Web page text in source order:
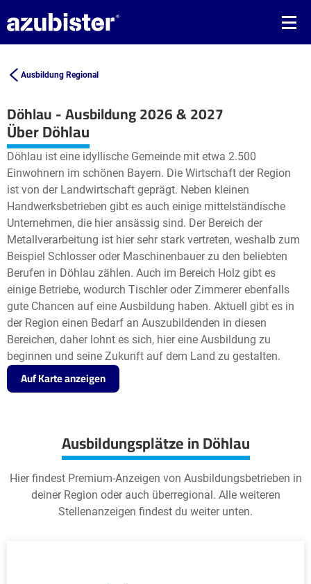
Ausbildung Regional
Döhlau - Ausbildung 2026 & 2027
+
−
Leaflet | ©OpenStreetMap2
Über Döhlau
Döhlau ist eine idyllische Gemeinde mit etwa 2.500
Einwohnern im schönen Bayern. Die Wirtschaft der Region
ist von der Landwirtschaft geprägt. Neben kleinen
Handwerksbetrieben gibt es auch einige mittelständische
Unternehmen, die hier ansässig sind. Der Bereich der
Metallverarbeitung ist hier sehr stark vertreten, weshalb zum
Beispiel Schlosser oder Maschinenbauer zu den beliebten
Berufen in Döhlau zählen. Auch im Bereich Holz gibt es
einige Betriebe, wodurch Tischler oder Zimmerer ebenfalls
gute Chancen auf eine Ausbildung haben. Aktuell gibt es in
der Region einen Bedarf an Auszubildenden in diesen
Bereichen, daher lohnt es sich, hier eine Ausbildung zu
beginnen und seine Zukunft auf dem Land zu gestalten.
Auf Karte anzeigen
Ausbildungsplätze in Döhlau
Hier findest Premium-Anzeigen von Ausbildungsbetrieben in
deiner Region oder auch überregional. Alle weiteren
Stellenanzeigen findest du weiter unten.